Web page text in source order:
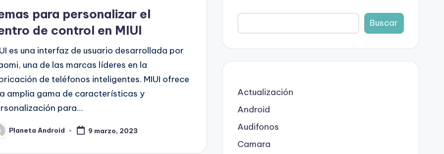
para personalizar el
de control en MIUI
es una interfaz de usuario desarrollada por
una de las marcas líderes en la
de teléfonos inteligentes. MIUI ofrece
amplia gama de características y
para…
Planeta Android 9 marzo, 2023
Buscar
Actualización
Android
Audifonos
Camara